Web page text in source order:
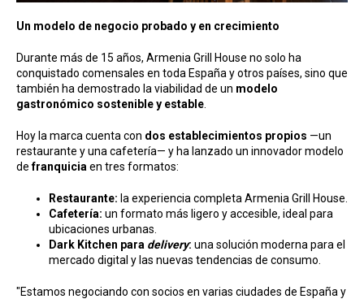
Un modelo de negocio probado y en crecimiento
Durante más de 15 años, Armenia Grill House no solo ha
conquistado comensales en toda España y otros países, sino que
también ha demostrado la viabilidad de un modelo
gastronómico sostenible y estable
Hoy la marca cuenta con dos establecimientos propios —un
restaurante y una cafetería— y ha lanzado un innovador modelo
defranquicia en tres formatos:
Restaurante: la experiencia completa Armenia Grill House.
Cafetería: un formato más ligero y accesible, ideal para
ubicaciones urbanas.
Dark Kitchen para delivery: una solución moderna para el
mercado digital y las nuevas tendencias de consumo.
"Estamos negociando con socios en varias ciudades de España y